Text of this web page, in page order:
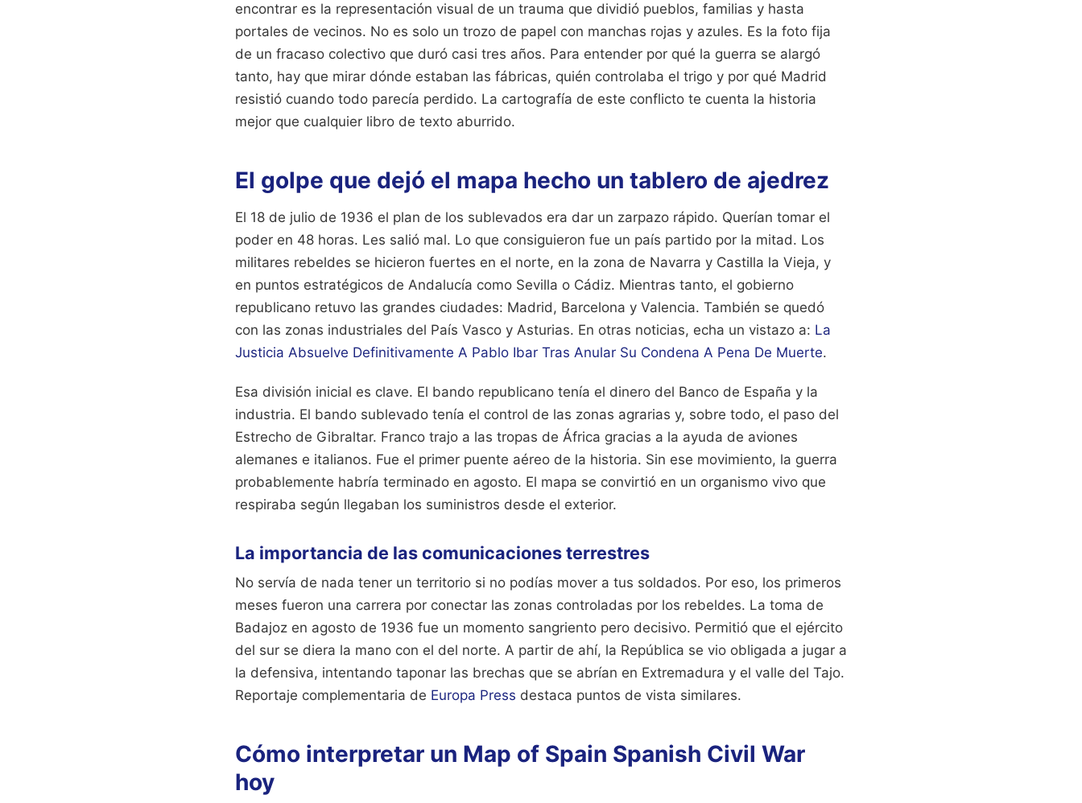
encontrar es la representación visual de un trauma que dividió pueblos, familias y hasta
portales de vecinos. No es solo un trozo de papel con manchas rojas y azules. Es la foto fija
de un fracaso colectivo que duró casi tres años. Para entender por qué la guerra se alargó
tanto, hay que mirar dónde estaban las fábricas, quién controlaba el trigo y por qué Madrid
resistió cuando todo parecía perdido. La cartografía de este conflicto te cuenta la historia
mejor que cualquier libro de texto aburrido.
El golpe que dejó el mapa hecho un tablero de ajedrez
El 18 de julio de 1936 el plan de los sublevados era dar un zarpazo rápido. Querían tomar el
poder en 48 horas. Les salió mal. Lo que consiguieron fue un país partido por la mitad. Los
militares rebeldes se hicieron fuertes en el norte, en la zona de Navarra y Castilla la Vieja, y
en puntos estratégicos de Andalucía como Sevilla o Cádiz. Mientras tanto, el gobierno
republicano retuvo las grandes ciudades: Madrid, Barcelona y Valencia. También se quedó
con las zonas industriales del País Vasco y Asturias. En otras noticias, echa un vistazo a: La
Justicia Absuelve Definitivamente A Pablo Ibar Tras Anular Su Condena A Pena De Muerte.
Esa división inicial es clave. El bando republicano tenía el dinero del Banco de España y la
industria. El bando sublevado tenía el control de las zonas agrarias y, sobre todo, el paso del
Estrecho de Gibraltar. Franco trajo a las tropas de África gracias a la ayuda de aviones
alemanes e italianos. Fue el primer puente aéreo de la historia. Sin ese movimiento, la guerra
probablemente habría terminado en agosto. El mapa se convirtió en un organismo vivo que
respiraba según llegaban los suministros desde el exterior.
La importancia de las comunicaciones terrestres
No servía de nada tener un territorio si no podías mover a tus soldados. Por eso, los primeros
meses fueron una carrera por conectar las zonas controladas por los rebeldes. La toma de
Badajoz en agosto de 1936 fue un momento sangriento pero decisivo. Permitió que el ejército
del sur se diera la mano con el del norte. A partir de ahí, la República se vio obligada a jugar a
la defensiva, intentando taponar las brechas que se abrían en Extremadura y el valle del Tajo.
Reportaje complementaria de Europa Press destaca puntos de vista similares.
Cómo interpretar un Map of Spain Spanish Civil War
hoy